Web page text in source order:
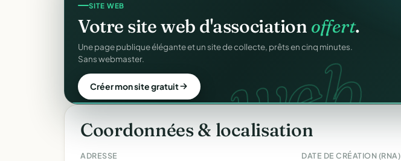
web.
SITE WEB
Votre site web d'association offert.
Une page publique élégante et un site de collecte, prêts en cinq minutes.
Sans webmaster.
Créer mon site gratuit dons.
COLLECTE DE DONS
Collectez des donsen ligne.
Campagnes, paiement sécurisé, reçu fiscal instantané pour chaque
donateur. 100 % gratuit.
Lancer ma collecte
Coordonnées & localisation
ADRESSE DATE DE CRÉATION (RNA)